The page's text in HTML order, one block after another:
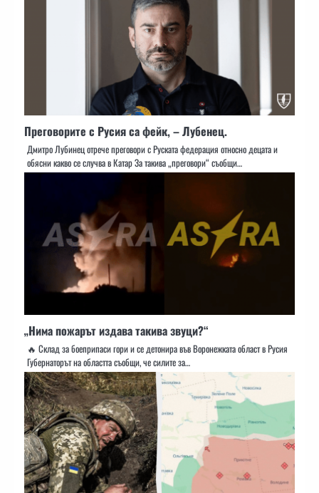
Преговорите с Русия са фейк, – Лубенец.
Дмитро Лубинец отрече преговори с Руската федерация относно децата и
обясни какво се случва в Катар За такива „преговори“ съобщи…
„Нима пожарът издава такива звуци?“
🔥 Склад за боеприпаси гори и се детонира във Воронежката област в Русия
Губернаторът на областта съобщи, че силите за…